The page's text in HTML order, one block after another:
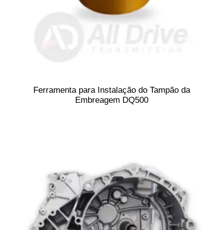
Ferramenta para Instalação do Tampão da
Embreagem DQ500